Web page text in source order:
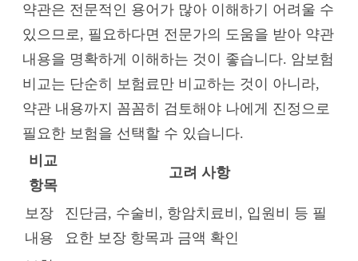
약관은 전문적인 용어가 많아 이해하기 어려울 수
있으므로, 필요하다면 전문가의 도움을 받아 약관
내용을 명확하게 이해하는 것이 좋습니다. 암보험
비교는 단순히 보험료만 비교하는 것이 아니라,
약관 내용까지 꼼꼼히 검토해야 나에게 진정으로
필요한 보험을 선택할 수 있습니다.
비교
항목
고려 사항
보장
내용
진단금, 수술비, 항암치료비, 입원비 등 필
요한 보장 항목과 금액 확인